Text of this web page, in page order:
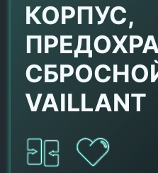
КОРПУС,
VAILLANT